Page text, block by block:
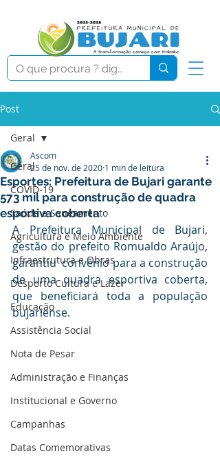
Post
Geral
COVID-19
Saúde e Saneamento
Agricultura e Meio Ambiente
Infraestrutura e Obras
Desporto Cultura e Lazer
Educação
Assistência Social
Nota de Pesar
Administração e Finanças
Institucional e Governo
Campanhas
Datas Comemorativas
Geral
Esportes: Prefeitura de Bujari garante
573 mil para construção de quadra
esportiva coberta
Ascom
25 de nov. de 2020 1 min de leitura
A Prefeitura Municipal de Bujari,
gestão do prefeito Romualdo Araújo,
garantiu  convênio para a construção
de uma quadra esportiva coberta,
que beneficiará toda a população
bujariense.⠀